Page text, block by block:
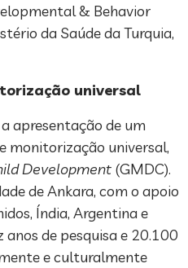
& Behavior
da Saúde da Turquia,
universal
apresentação de um
monitorização universal,
Development (GMDC).
de Ankara, com o apoio
Índia, Argentina e
anos de pesquisa e 20.100
e culturalmente